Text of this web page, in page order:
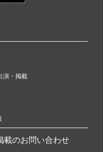
演・掲載
載のお問い合わせ